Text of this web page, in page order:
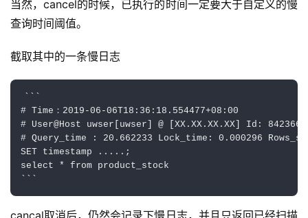
当然，cancel的时候，已执行的时间一定要大于自定义的慢
查询时间阈值。
截取其中的一条慢日志
# Time：2019-06-06T18:36:18.554477+08:00
# User@Host uwser[uwser] @ [XX.XX.XX.XX] Id: 842366
# Query_time : 20.662233 Lock_time: 0.000296
SET timestamp .....;
select * from product_stock